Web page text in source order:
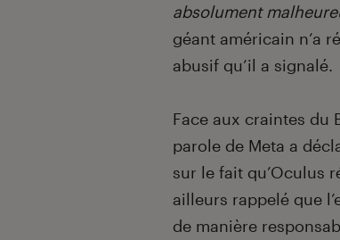
absolument
géant américain n’a
abusif qu’il a signalé.
Face aux craintes du
parole de Meta a
sur le fait qu’Oculus
ailleurs rappelé que
de manière